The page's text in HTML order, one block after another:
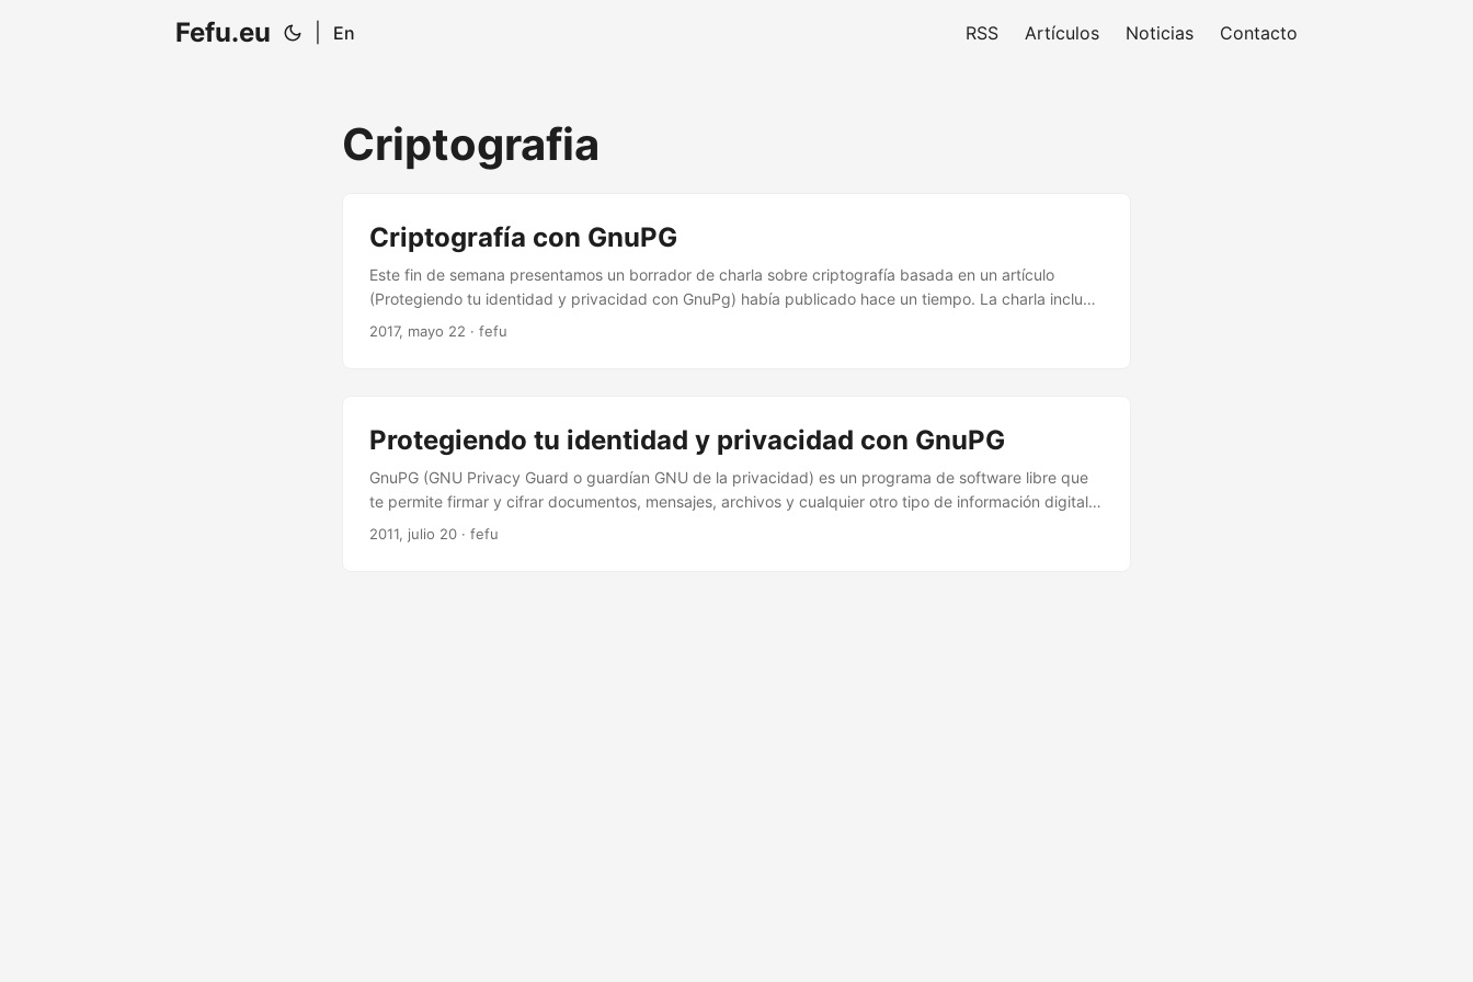
Fefu.eu En RSS Artículos Noticias Contacto
Criptografia
Criptografía con GnuPG
Este fin de semana presentamos un borrador de charla sobre criptografía basada en un artículo
(Protegiendo tu identidad y privacidad con GnuPg) había publicado hace un tiempo. La charla incluyó
una demostración de instalación de las herramientas necesarias para comenzar a firmar y cifrar datos,
2017, mayo 22 · fefu
Protegiendo tu identidad y privacidad con GnuPG
GnuPG (GNU Privacy Guard o guardían GNU de la privacidad) es un programa de software libre que
te permite firmar y cifrar documentos, mensajes, archivos y cualquier otro tipo de información digital.
Firmar digitalmente equivale a firmar una hoja de papel, con la salvedad de que una vez firmado, el
2011, julio 20 · fefu